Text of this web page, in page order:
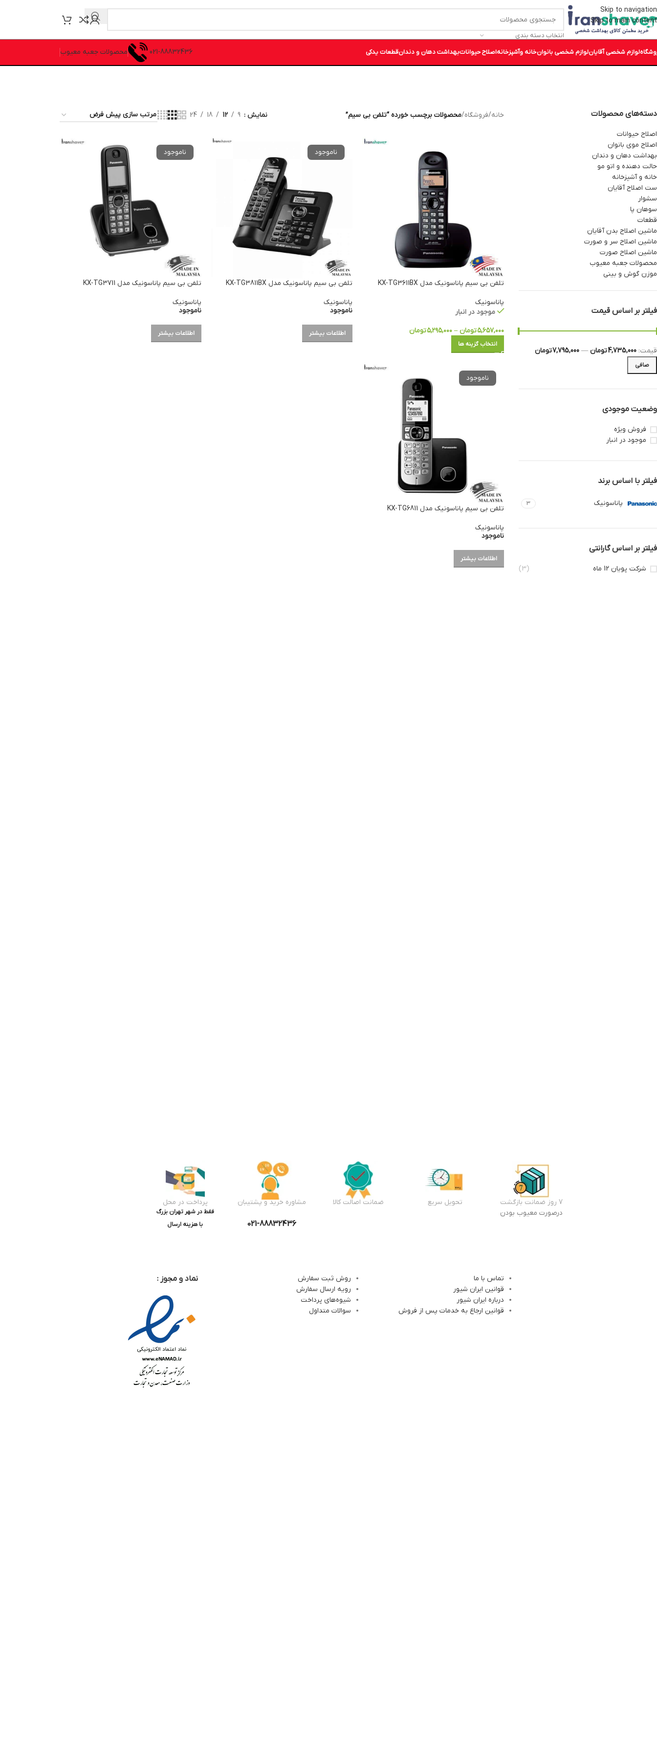
Skip to navigation
Skip to main content
انتخاب دسته بندی
لوازم شخصی آقایانلوازم شخصی بانوانخانه وآشپزخانهاصلاح حیواناتبهداشت دهان و دندانقطعات یدکی 021-88832436 محصولات جعبه معیوب
دسته‌های محصولات
اصلاح حیوانات
اصلاح موی بانوان
بهداشت دهان و دندان
حالت دهنده و اتو مو
خانه و آشپزخانه
ست اصلاح آقایان
سشوار
سوهان پا
قطعات
ماشین اصلاح بدن آقایان
ماشین اصلاح سر و صورت
ماشین اصلاح صورت
محصولات جعبه معیوب
موزن گوش و بینی
فیلتر بر اساس قیمت
صافی
قيمت: 4,735,000 تومان — 7,795,000 تومان
وضعیت موجودی
فروش ویژه
موجود در انبار
فیلتر با اساس برند
پاناسونیک 3
فیلتر بر اساس گارانتی
شرکت پویان 12 ماه (3)
خانه/فروشگاه/محصولات برچسب خورده “تلفن بی سیم” نمایش 9
12
18
24
تلفن بی سیم پاناسونیک مدل KX-TG3611BX
پاناسونیک
موجود در انبار
۵,۶۵۷,۰۰۰تومان – ۵,۲۹۵,۰۰۰تومان
انتخاب گزینه ها
تلفن بی سیم پاناسونیک مدل KX-TG3811BX
پاناسونیک
ناموجود
اطلاعات بیشتر
تلفن بی سیم پاناسونیک مدل KX-TG3711
پاناسونیک
ناموجود
اطلاعات بیشتر
تلفن بی سیم پاناسونیک مدل KX-TG6811
پاناسونیک
ناموجود
اطلاعات بیشتر
7 روز ضمانت بازگشت
درصورت معیوب بودن
تحویل سریع ضمانت اصالت کالا مشاوره خرید و پشتیبان
021-88832436
پرداخت در محل
فقط در شهر تهران بزرگ
با هزینه ارسال
تماس با ما
قوانین ایران شیور
درباره ایران شیور
قوانین ارجاع به خدمات پس از فروش
روش ثبت سفارش
رویه ارسال سفارش
شیوه‌های پرداخت
سوالات متداول
نماد و مجوز :